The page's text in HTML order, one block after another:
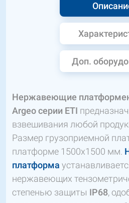
Доп.
Нержавеющие
Argeo серии ETI
взвешивания любой
Размер грузоприемной
платформе 1500х1500 мм.
платформа
нержавеющих
степенью защиты IP68,